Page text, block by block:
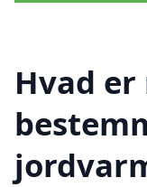
Hvad